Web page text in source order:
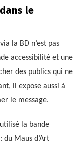
le
la BD n’est pas
accessibilité et une
des publics qui ne
il expose aussi à
le message.
la bande
Maus d’Art